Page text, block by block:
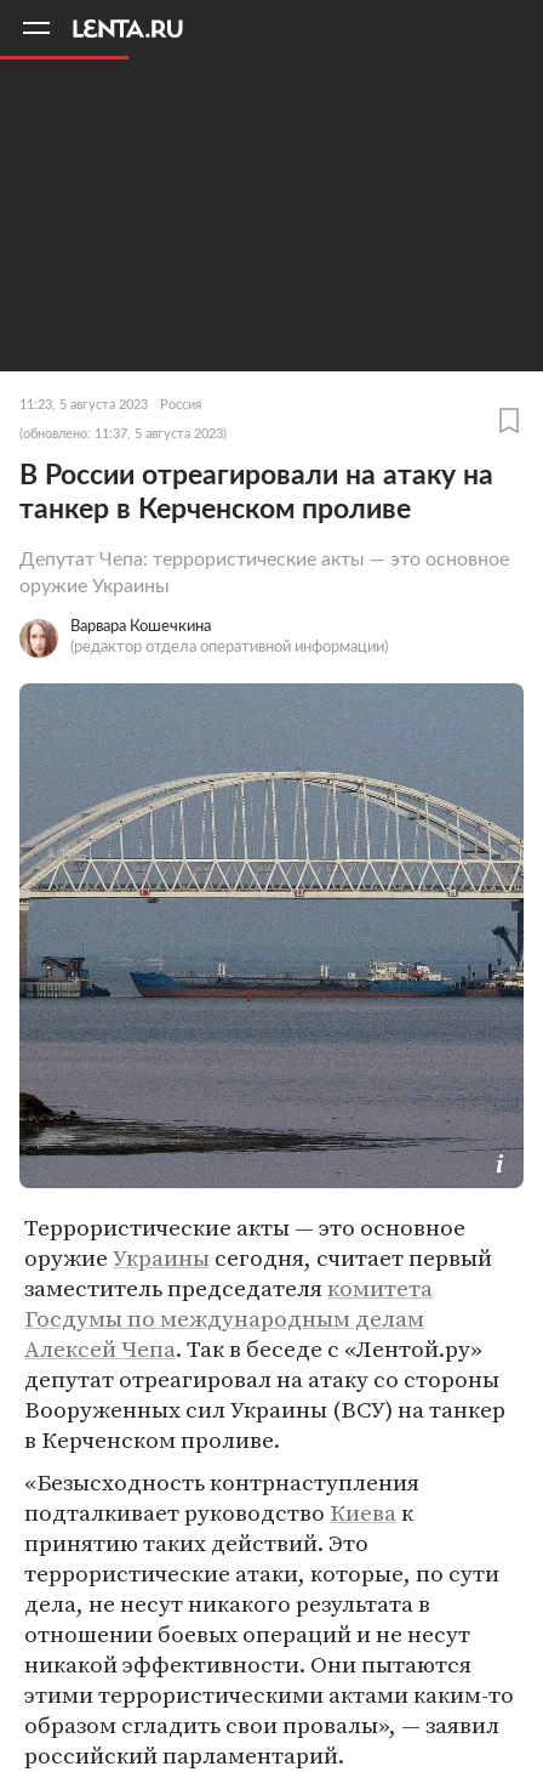
11:23, 5 августа 2023 Россия
(обновлено: 11:37, 5 августа 2023)
В России отреагировали на атаку на
танкер в Керченском проливе
Депутат Чепа: террористические акты — это основное
оружие Украины
Варвара Кошечкина
(редактор отдела оперативной информации)
Террористические акты — это основное
оружиеУкраинысегодня, считает первый
заместитель председателякомитета
Госдумы по международным делам
Алексей Чепа. Так в беседе с «Лентой.ру»
депутат отреагировал на атаку со стороны
Вооруженных сил Украины (ВСУ) на танкер
в Керченском проливе.
«Безысходность контрнаступления
подталкивает руководство Киевак
принятию таких действий. Это
террористические атаки, которые, по сути
дела, не несут никакого результата в
отношении боевых операций и не несут
никакой эффективности. Они пытаются
этими террористическими актами каким-то
образом сгладить свои провалы», — заявил
российский парламентарий.